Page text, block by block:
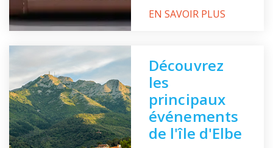
EN SAVOIR PLUS
Découvrez
les
principaux
événements
de l'île d'Elbe